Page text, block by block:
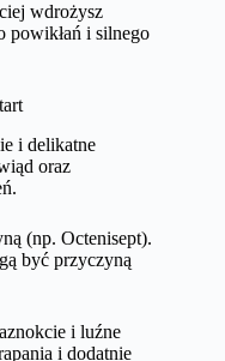
wdrożysz
powikłań i silnego
i delikatne
oraz
(np. Octenisept).
być przyczyną
i luźne
i dodatnie